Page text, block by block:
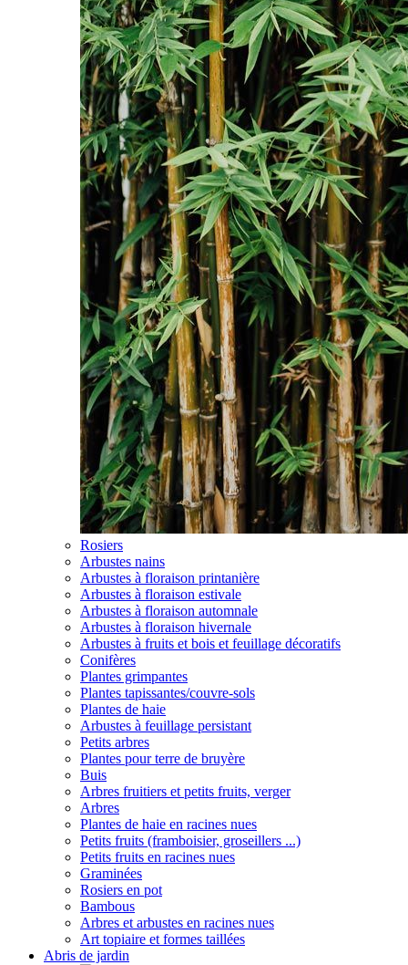
Rosiers
Arbustes nains
Arbustes à floraison printanière
Arbustes à floraison estivale
Arbustes à floraison automnale
Arbustes à floraison hivernale
Arbustes à fruits et bois et feuillage décoratifs
Conifères
Plantes grimpantes
Plantes tapissantes/couvre-sols
Plantes de haie
Arbustes à feuillage persistant
Petits arbres
Plantes pour terre de bruyère
Buis
Arbres fruitiers et petits fruits, verger
Arbres
Plantes de haie en racines nues
Petits fruits (framboisier, groseillers ...)
Petits fruits en racines nues
Graminées
Rosiers en pot
Bambous
Arbres et arbustes en racines nues
Art topiaire et formes taillées
Abris de jardin